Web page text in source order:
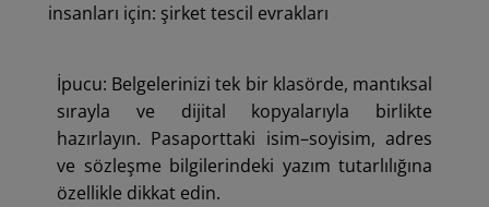
insanları için: şirket tescil evrakları
İpucu: Belgelerinizi tek bir klasörde, mantıksal
sırayla ve dijital kopyalarıyla birlikte
hazırlayın. Pasaporttaki isim–soyisim, adres
ve sözleşme bilgilerindeki yazım tutarlılığına
özellikle dikkat edin.